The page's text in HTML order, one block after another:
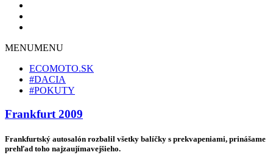
MENUMENU
ECOMOTO.SK
#DACIA
#POKUTY
Frankfurt 2009
Frankfurtský autosalón rozbalil všetky balíčky s prekvapeniami, prinášame
prehľad toho najzaujímavejšieho.